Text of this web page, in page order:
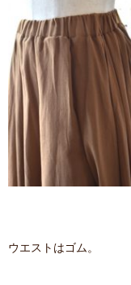
ウエストはゴム。